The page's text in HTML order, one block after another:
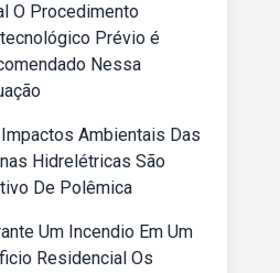
O Procedimento
Prévio é
Nessa
Ambientais Das
Hidrelétricas São
De Polêmica
Um Incendio Em Um
Residencial Os